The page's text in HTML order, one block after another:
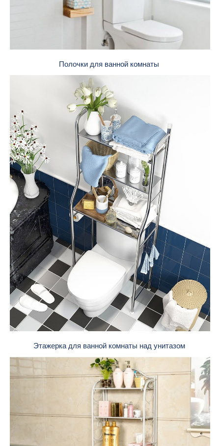
Полочки для ванной комнаты
Этажерка для ванной комнаты над унитазом